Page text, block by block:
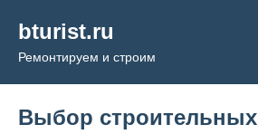
содержимому
bturist.ru
Ремонтируем и строим
Выбор строительных